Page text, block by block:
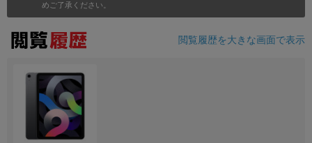
めご了承ください。
閲覧履歴を大きな画面で表示
発売日
各項目のチェックボックスは「or検索」となります。